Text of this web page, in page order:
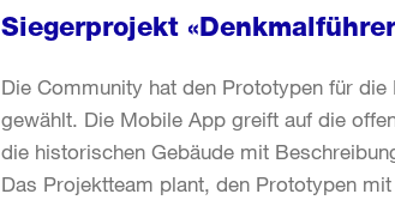
Siegerprojekt
Die Community hat den Prototypen für
gewählt. Die Mobile App greift auf die
die historischen Gebäude mit
Das Projektteam plant, den Prototypen